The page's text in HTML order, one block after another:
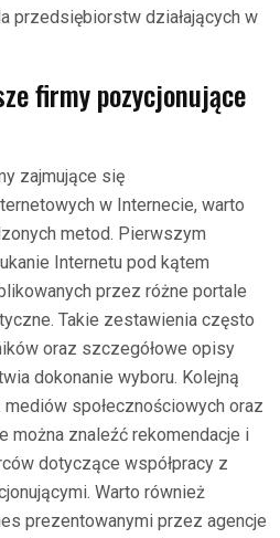
przedsiębiorstw działających w
firmy pozycjonujące
zajmujące się
w Internecie, warto
metod. Pierwszym
Internetu pod kątem
przez różne portale
Takie zestawienia często
oraz szczegółowe opisy
dokonanie wyboru. Kolejną
społecznościowych oraz
można znaleźć rekomendacje i
dotyczące współpracy z
Warto również
prezentowanymi przez agencje